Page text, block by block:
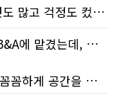
려야 한다고 들었는데, 딜러님의 노력 덕분에 한 달 만에 차량을 받을 수 있었습니다. 처음으로 새 차를 사다 보니 모르는 것도 많고 걱정도 컸는데 박문호 딜러님 덕분에 전 과정이 너무나 편안하고 만족스러웠습니다! 상담하는 내내 꼼꼼하게 설명해 주신 것은 물론, 복잡한 서류 절차와 차량 옵션 체크까지 세심하게 챙겨주셔서 마음이 정말 든든했습니다. 차량 출고 날에도 긴 시간 할애해 가며 기능을 친절하게 하나하나 설명해 주셔서 큰 도움이 되었는데요, 특히 정비사 출신이셔서 그런지 디테일한 부분까지 전문적으로 말씀해 주셔서 신뢰가 팍팍 갔습니다 ?? 다른분 리뷰에도 있지만 마지막에 "진짜 서비스는 이제부터 시작"이라는 진심어린 말씀에는 깊은 감동을 받았습니다. 앞으로 주변에 차 구매하려는 분이 있다면 무조건 박문호 딜러님 강력 추천입니다! 신경 써주셔서 진심으로 감사드리며, 늘 건강하시고 번창하시길 바랍니다 :)
작은 싱글하우스 베이스먼트 개발을 B&A에 맡겼는데, 처음부터 끝까지 정말 만족스러운 경험이었습니다.
들과 비교했을 때 매우 합리적이었습니다.